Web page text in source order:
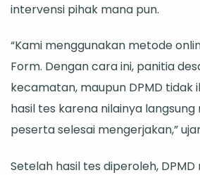
intervensi pihak mana pun.
“Kami menggunakan metode
Form. Dengan cara ini, panitia
kecamatan, maupun DPMD
hasil tes karena nilainya
peserta selesai mengerjakan,”
Setelah hasil tes diperoleh,